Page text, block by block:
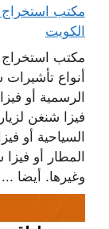
الكويت
مكتب استخراج
أنواع
الرسمية أو
فيزا شنغن
السياحية أو
المطار أو
وغيرها. أيضا ...